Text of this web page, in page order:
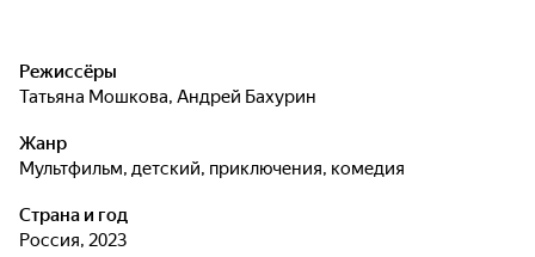
Режиссёры
Татьяна Мошкова, Андрей Бахурин
Жанр
мультфильм, детский, приключения, комедия
Страна и год
Россия, 2023